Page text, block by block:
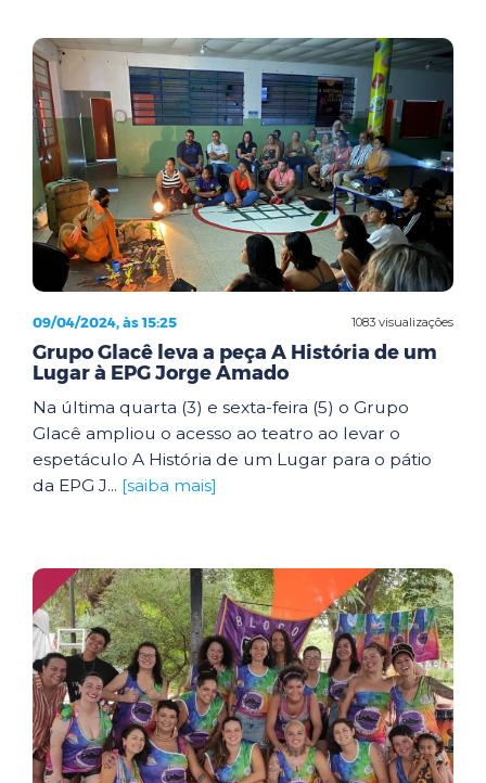
1083 visualizações
09/04/2024, às 15:25
Grupo Glacê leva a peça A História de um
Lugar à EPG Jorge Amado
Na última quarta (3) e sexta-feira (5) o Grupo
Glacê ampliou o acesso ao teatro ao levar o
espetáculo A História de um Lugar para o pátio
da EPG J... [saiba mais]